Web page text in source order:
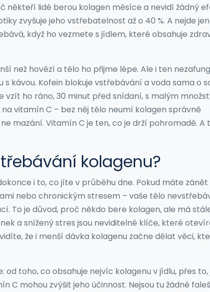
někteří lidé berou kolagen měsíce a nevidí žádný
zvyšuje jeho vstřebatelnost až o 40 %. A nejde
když ho vezmete s jídlem, které obsahuje
než hovězí a tělo ho přijme lépe. Ale i ten
kávou. Kofein blokuje vstřebávání a voda sama o
vzít ho ráno, 30 minut před snídaní, s malým
vitamín C – bez něj tělo neumí kolagen správně
mazání. Vitamín C je ten, co je drží pohromadě. A
kolagenu?
i to, co jíte v průběhu dne. Pokud máte
nebo chronickým stresem – vaše tělo
To je důvod, proč někdo bere kolagen, ale má
a snížený stres jsou neviditelné klíče, které
že i menší dávka kolagenu začne dělat věci,
toho, co obsahuje nejvíc kolagenu v jídlu, přes to,
C mohou zvýšit jeho účinnost. Nejsou tu žádné